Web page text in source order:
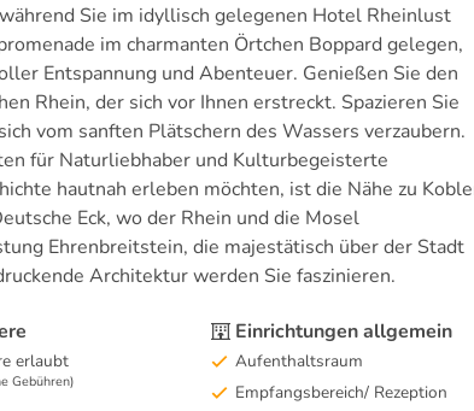
Sie im idyllisch gelegenen Hotel Rheinlust
im charmanten Örtchen Boppard gelegen,
Entspannung und Abenteuer. Genießen Sie den
Rhein, der sich vor Ihnen erstreckt. Spazieren Sie
vom sanften Plätschern des Wassers verzaubern.
für Naturliebhaber und Kulturbegeisterte
hautnah erleben möchten, ist die Nähe zu
Eck, wo der Rhein und die Mosel
Ehrenbreitstein, die majestätisch über der Stadt
Architektur werden Sie faszinieren.
erlaubt
Gebühren)
Einrichtungen allgemein
Aufenthaltsraum
Empfangsbereich/ Rezeption